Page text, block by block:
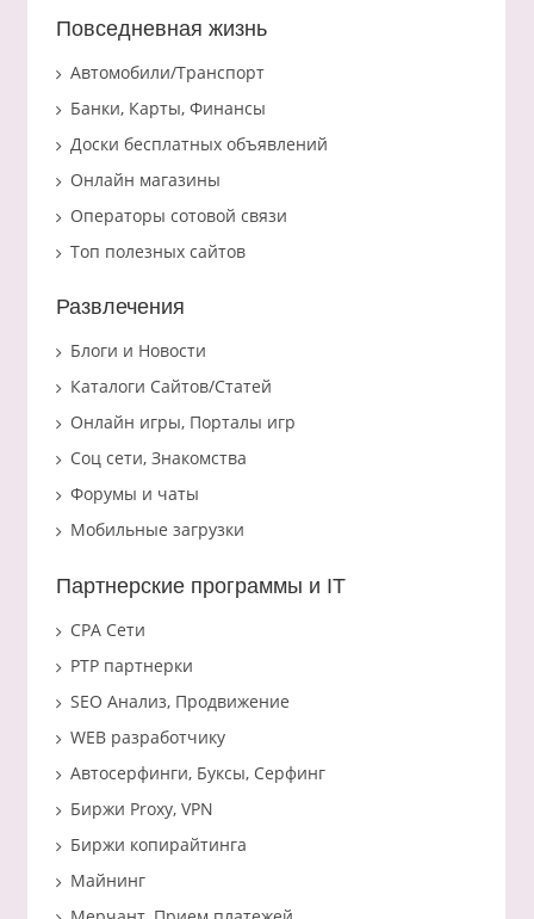
Повседневная жизнь
Автомобили/Транспорт
Банки, Карты, Финансы
Доски бесплатных объявлений
Онлайн магазины
Операторы сотовой связи
Топ полезных сайтов
Развлечения
Блоги и Новости
Каталоги Сайтов/Статей
Онлайн игры, Порталы игр
Соц сети, Знакомства
Форумы и чаты
Мобильные загрузки
Партнерские программы и IT
CPA Сети
PTP партнерки
SEO Анализ, Продвижение
WEB разработчику
Автосерфинги, Буксы, Серфинг
Биржи Proxy, VPN
Биржи копирайтинга
Майнинг